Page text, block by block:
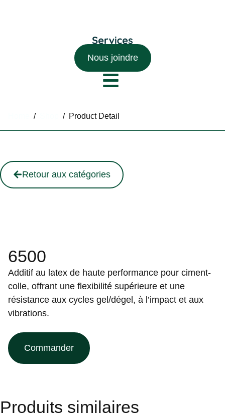
Nous joindre
/ / Product Detail
Retour aux catégories
6500
Additif au latex de haute performance pour ciment-
colle, offrant une flexibilité supérieure et une
résistance aux cycles gel/dégel, à l’impact et aux
vibrations.
Commander
Produits similaires